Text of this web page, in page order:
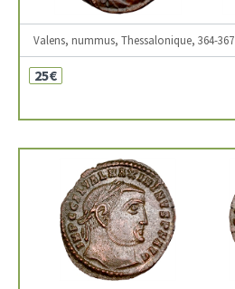
Valens, nummus, Thessalonique, 364-367
25€